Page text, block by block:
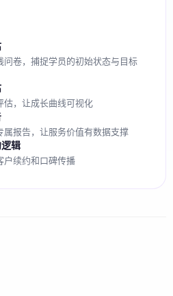
卷，捕捉学员的初始状态与目标
，让成长曲线可视化
属报告，让服务价值有数据支撑
辑
户续约和口碑传播